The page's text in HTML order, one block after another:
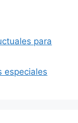
para
especiales